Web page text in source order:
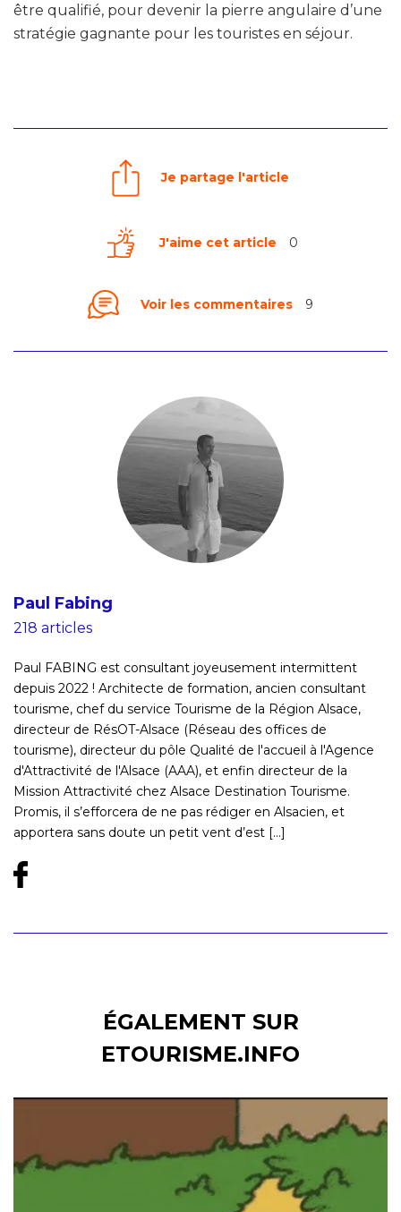
être qualifié, pour devenir la pierre angulaire d’une
stratégie gagnante pour les touristes en séjour.
Je partage l'article
J'aime cet article 0
Voir les commentaires 9
Paul Fabing
218 articles
Paul FABING est consultant joyeusement intermittent
depuis 2022 ! Architecte de formation, ancien consultant
tourisme, chef du service Tourisme de la Région Alsace,
directeur de RésOT-Alsace (Réseau des offices de
tourisme), directeur du pôle Qualité de l'accueil à l'Agence
d'Attractivité de l'Alsace (AAA), et enfin directeur de la
Mission Attractivité chez Alsace Destination Tourisme.
Promis, il s’efforcera de ne pas rédiger en Alsacien, et
apportera sans doute un petit vent d’est [...]
ÉGALEMENT SUR
ETOURISME.INFO